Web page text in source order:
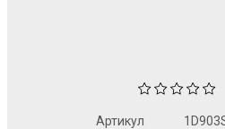
Артикул